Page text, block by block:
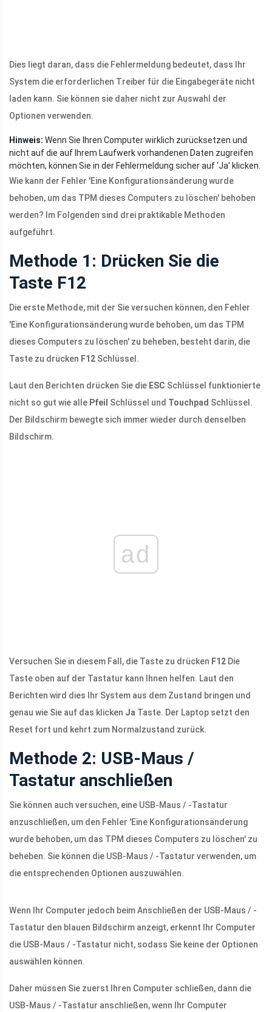
Dies liegt daran, dass die Fehlermeldung bedeutet, dass Ihr
System die erforderlichen Treiber für die Eingabegeräte nicht
laden kann. Sie können sie daher nicht zur Auswahl der
Optionen verwenden.
Hinweis: Wenn Sie Ihren Computer wirklich zurücksetzen und
nicht auf die auf Ihrem Laufwerk vorhandenen Daten zugreifen
möchten, können Sie in der Fehlermeldung sicher auf 'Ja' klicken.
Wie kann der Fehler 'Eine Konfigurationsänderung wurde
behoben, um das TPM dieses Computers zu löschen' behoben
werden? Im Folgenden sind drei praktikable Methoden
aufgeführt.
Methode 1: Drücken Sie die
Taste F12
Die erste Methode, mit der Sie versuchen können, den Fehler
'Eine Konfigurationsänderung wurde behoben, um das TPM
dieses Computers zu löschen' zu beheben, besteht darin, die
Taste zu drücken F12 Schlüssel.
Laut den Berichten drücken Sie die ESC Schlüssel funktionierte
nicht so gut wie alle Pfeil Schlüssel und Touchpad Schlüssel.
Der Bildschirm bewegte sich immer wieder durch denselben
Bildschirm.
ad
Versuchen Sie in diesem Fall, die Taste zu drücken F12 Die
Taste oben auf der Tastatur kann Ihnen helfen. Laut den
Berichten wird dies Ihr System aus dem Zustand bringen und
genau wie Sie auf das klicken Ja Taste. Der Laptop setzt den
Reset fort und kehrt zum Normalzustand zurück.
Methode 2: USB-Maus /
Tastatur anschließen
Sie können auch versuchen, eine USB-Maus / -Tastatur
anzuschließen, um den Fehler 'Eine Konfigurationsänderung
wurde behoben, um das TPM dieses Computers zu löschen' zu
beheben. Sie können die USB-Maus / -Tastatur verwenden, um
die entsprechenden Optionen auszuwählen.
Wenn Ihr Computer jedoch beim Anschließen der USB-Maus / -
Tastatur den blauen Bildschirm anzeigt, erkennt Ihr Computer
die USB-Maus / -Tastatur nicht, sodass Sie keine der Optionen
auswählen können.
Daher müssen Sie zuerst Ihren Computer schließen, dann die
USB-Maus / -Tastatur anschließen, wenn Ihr Computer